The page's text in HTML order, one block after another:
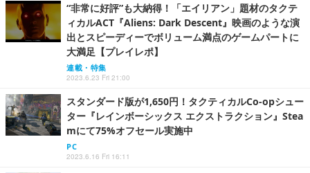
“非常に好評”も大納得！「エイリアン」題材のタクテ
ィカルACT『Aliens: Dark Descent』映画のような演
出とスピーディーでボリューム満点のゲームパートに
大満足【プレイレポ】
連載・特集
2023.6.23 Fri 21:00
スタンダード版が1,650円！タクティカルCo-opシュー
ター『レインボーシックス エクストラクション』Stea
mにて75%オフセール実施中
PC
2023.6.16 Fri 16:11